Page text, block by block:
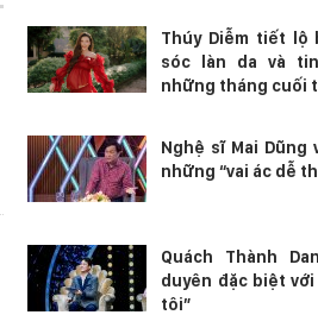
Thúy Diễm tiết lộ
sóc làn da và
những tháng cuối
Nghệ sĩ Mai Dũng
những “vai ác dễ
Quách Thành
duyên đặc biệt
tôi”